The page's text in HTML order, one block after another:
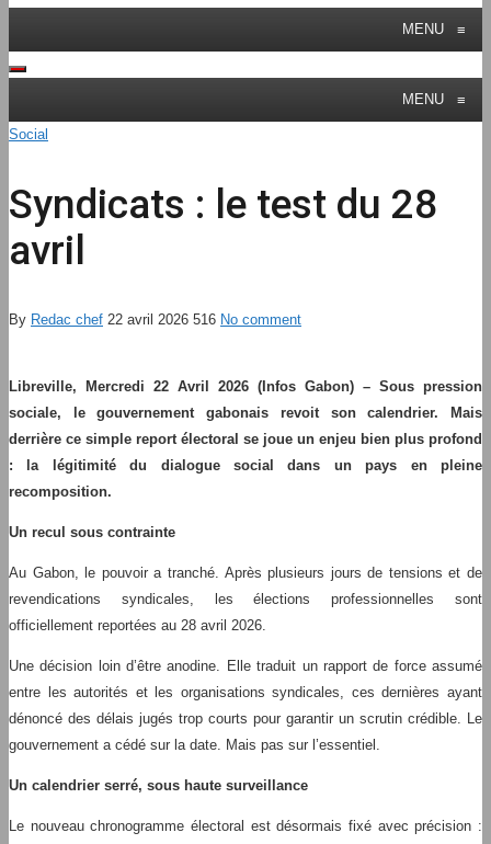
MENU ≡
MENU ≡
Social
Syndicats : le test du 28
avril
By Redac chef 22 avril 2026 516 No comment
Libreville, Mercredi 22 Avril 2026 (Infos Gabon) – Sous pression
sociale, le gouvernement gabonais revoit son calendrier. Mais
derrière ce simple report électoral se joue un enjeu bien plus profond
: la légitimité du dialogue social dans un pays en pleine
recomposition.
Un recul sous contrainte
Au Gabon, le pouvoir a tranché. Après plusieurs jours de tensions et de
revendications syndicales, les élections professionnelles sont
officiellement reportées au 28 avril 2026.
Une décision loin d’être anodine. Elle traduit un rapport de force assumé
entre les autorités et les organisations syndicales, ces dernières ayant
dénoncé des délais jugés trop courts pour garantir un scrutin crédible. Le
gouvernement a cédé sur la date. Mais pas sur l’essentiel.
Un calendrier serré, sous haute surveillance
Le nouveau chronogramme électoral est désormais fixé avec précision :